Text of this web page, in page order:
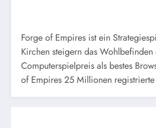
Forge of Empires ist ein
Kirchen steigern das
Computerspielpreis als bestes
of Empires 25 Millionen